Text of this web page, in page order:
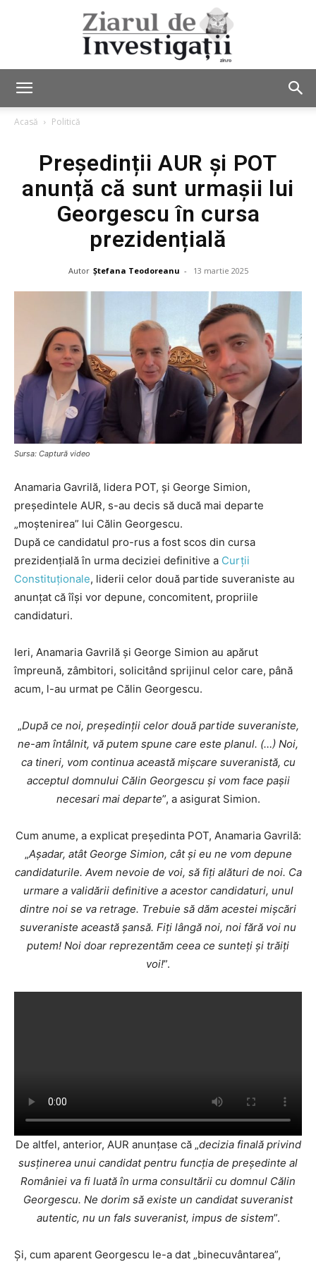
de
Acasă Politică
Președinții AUR și POT
anunță că sunt urmașii lui
Georgescu în cursa
prezidențială
Autor Ștefana Teodoreanu - 13 martie 2025
Sursa: Captură video
Anamaria Gavrilă, lidera POT, și George Simion,
președintele AUR, s-au decis să ducă mai departe
„moștenirea” lui Călin Georgescu.
După ce candidatul pro-rus a fost scos din cursa
prezidențială în urma deciziei definitive a Curții
Constituționale, liderii celor două partide suveraniste au
anunțat că îîși vor depune, concomitent, propriile
candidaturi.
Ieri, Anamaria Gavrilă și George Simion au apărut
împreună, zâmbitori, solicitând sprijinul celor care, până
acum, l-au urmat pe Călin Georgescu.
„După ce noi, președinții celor două partide suveraniste,
ne-am întâlnit, vă putem spune care este planul. (…) Noi,
ca tineri, vom continua această mișcare suveranistă, cu
acceptul domnului Călin Georgescu și vom face pașii
necesari mai departe”, a asigurat Simion.
Cum anume, a explicat președinta POT, Anamaria Gavrilă:
„Așadar, atât George Simion, cât și eu ne vom depune
candidaturile. Avem nevoie de voi, să fiți alături de noi. Ca
urmare a validării definitive a acestor candidaturi, unul
dintre noi se va retrage. Trebuie să dăm acestei mișcări
suveraniste această șansă. Fiți lângă noi, noi fără voi nu
putem! Noi doar reprezentăm ceea ce sunteți și trăiți
voi!”.
De altfel, anterior, AUR anunțase că „decizia finală privind
susținerea unui candidat pentru funcția de președinte al
României va fi luată în urma consultării cu domnul Călin
Georgescu. Ne dorim să existe un candidat suveranist
autentic, nu un fals suveranist, impus de sistem”.
Și, cum aparent Georgescu le-a dat „binecuvântarea”,